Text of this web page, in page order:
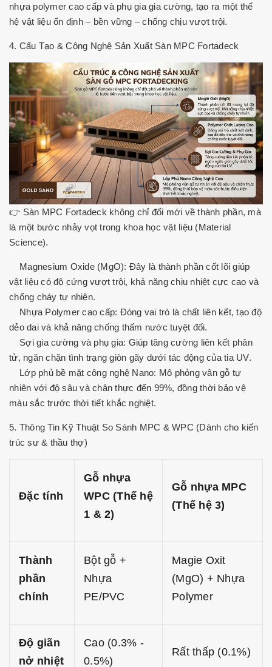
nhựa polymer cao cấp và phụ gia gia cường, tạo ra một thế
hệ vật liệu ổn định – bền vững – chống chịu vượt trội.
4. Cấu Tạo & Công Nghệ Sản Xuất Sàn MPC Fortadeck
👉 Sàn MPC Fortadeck không chỉ đổi mới về thành phần, mà
là một bước nhảy vọt trong khoa học vật liệu (Material
Science).
Magnesium Oxide (MgO): Đây là thành phần cốt lõi giúp
vật liệu có độ cứng vượt trội, khả năng chịu nhiệt cực cao và
chống cháy tự nhiên.
Nhựa Polymer cao cấp: Đóng vai trò là chất liên kết, tạo độ
dẻo dai và khả năng chống thấm nước tuyệt đối.
Sợi gia cường và phụ gia: Giúp tăng cường liên kết phân
tử, ngăn chặn tình trạng giòn gãy dưới tác động của tia UV.
Lớp phủ bề mặt công nghệ Nano: Mô phỏng vân gỗ tự
nhiên với độ sâu và chân thực đến 99%, đồng thời bảo vệ
màu sắc trước thời tiết khắc nghiệt.
5. Thông Tin Kỹ Thuật So Sánh MPC & WPC (Dành cho kiến
trúc sư & thầu thợ)
Đặc tính
Gỗ nhựa
WPC (Thế hệ
1 & 2)
Gỗ nhựa MPC
(Thế hệ 3)
Thành
phần
chính
Bột gỗ +
Nhựa
PE/PVC
Magie Oxit
(MgO) + Nhựa
Polymer
Độ giãn
nở nhiệt
Cao (0.3% -
0.5%)
Rất thấp (0.1%)